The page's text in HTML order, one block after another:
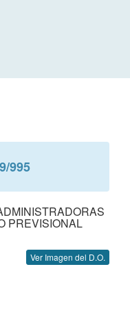
995
PREVISIONAL
Ver Imagen del D.O.